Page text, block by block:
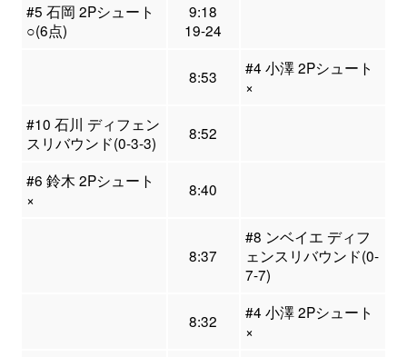
#5 石岡 2Pシュート
○(6点)
9:18
19-24
8:53
#4 小澤 2Pシュート
×
#10 石川 ディフェン
スリバウンド(0-3-3)
8:52
#6 鈴木 2Pシュート
×
8:40
8:37
#8 ンベイエ ディフ
ェンスリバウンド(0-
7-7)
8:32
#4 小澤 2Pシュート
×